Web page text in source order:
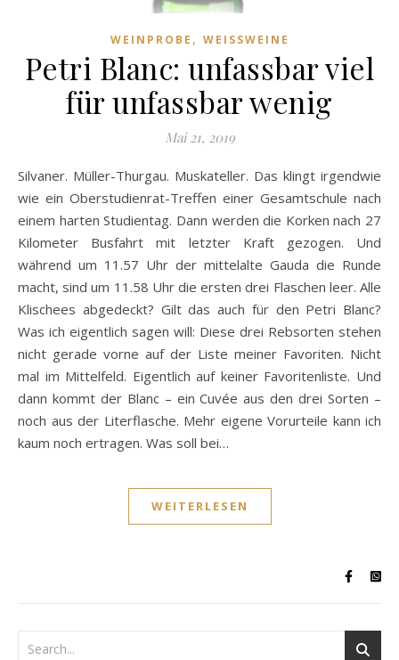
WEINPROBE , WEISSWEINE
Petri Blanc: unfassbar viel
für unfassbar wenig
Mai 21, 2019
Silvaner. Müller-Thurgau. Muskateller. Das klingt irgendwie
wie ein Oberstudienrat-Treffen einer Gesamtschule nach
einem harten Studientag. Dann werden die Korken nach 27
Kilometer Busfahrt mit letzter Kraft gezogen. Und
während um 11.57 Uhr der mittelalte Gauda die Runde
macht, sind um 11.58 Uhr die ersten drei Flaschen leer. Alle
Klischees abgedeckt? Gilt das auch für den Petri Blanc?
Was ich eigentlich sagen will: Diese drei Rebsorten stehen
nicht gerade vorne auf der Liste meiner Favoriten. Nicht
mal im Mittelfeld. Eigentlich auf keiner Favoritenliste. Und
dann kommt der Blanc – ein Cuvée aus den drei Sorten –
noch aus der Literflasche. Mehr eigene Vorurteile kann ich
kaum noch ertragen. Was soll bei…
WEITERLESEN